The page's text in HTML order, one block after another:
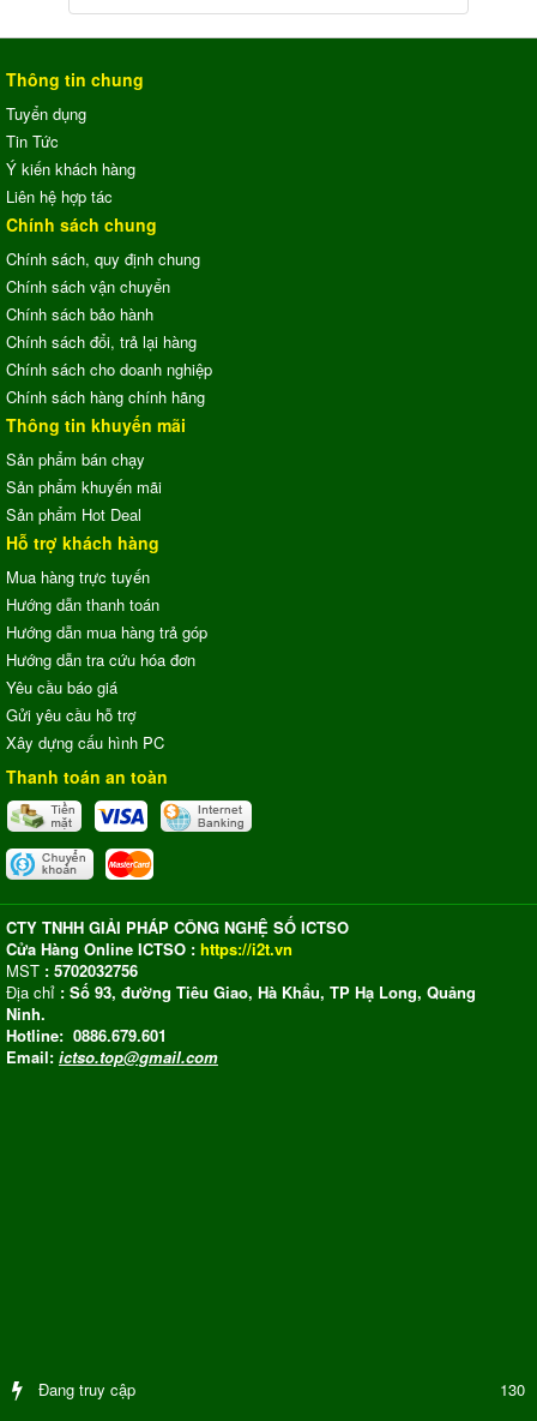
Thông tin chung
Tuyển dụng
Tin Tức
Ý kiến khách hàng
Liên hệ hợp tác
Chính sách chung
Chính sách, quy định chung
Chính sách vận chuyển
Chính sách bảo hành
Chính sách đổi, trả lại hàng
Chính sách cho doanh nghiệp
Chính sách hàng chính hãng
Thông tin khuyến mãi
Sản phẩm bán chạy
Sản phẩm khuyến mãi
Sản phẩm Hot Deal
Hỗ trợ khách hàng
Mua hàng trực tuyến
Hướng dẫn thanh toán
Hướng dẫn mua hàng trả góp
Hướng dẫn tra cứu hóa đơn
Yêu cầu báo giá
Gửi yêu cầu hỗ trợ
Xây dựng cấu hình PC
Thanh toán an toàn
CTY TNHH GIẢI PHÁP CÔNG NGHỆ SỐ ICTSO
Cửa Hàng Online ICTSO : https://i2t.vn
MST : 5702032756
Địa chỉ : Số 93, đường Tiêu Giao, Hà Khẩu, TP Hạ Long, Quảng
Ninh.
Hotline: 0886.679.601
Email: ictso.top@gmail.com
Đang truy cập 130